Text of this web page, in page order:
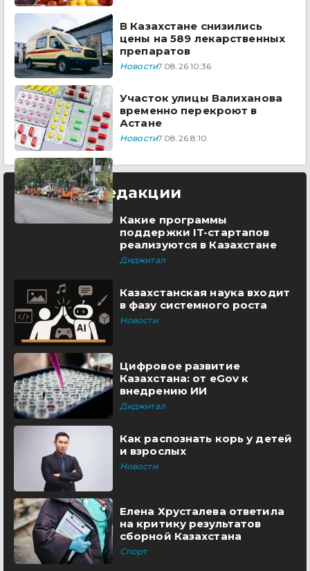
В Казахстане снизились
цены на 589 лекарственных
препаратов
Новости7.08.26 10:36
Участок улицы Валиханова
временно перекроют в
Астане
Новости7.08.26 8:10
Выбор редакции
Какие программы
поддержки IT-стартапов
реализуются в Казахстане
Диджитал
Казахстанская наука входит
в фазу системного роста
Новости
Цифровое развитие
Казахстана: от eGov к
внедрению ИИ
Диджитал
Как распознать корь у детей
и взрослых
Новости
Елена Хрусталева ответила
на критику результатов
сборной Казахстана
Спорт